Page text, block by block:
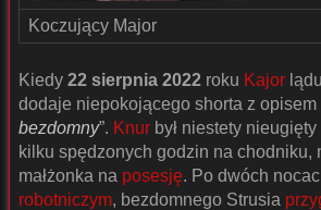
Koczujący Major
Kiedy 22 sierpnia 2022 roku Kajor
dodaje niepokojącego shorta z opisem
bezdomny”. Knur był niestety
kilku spędzonych godzin na chodniku,
małżonka na posesję. Po dwóch
robotniczym, bezdomnego Strusia